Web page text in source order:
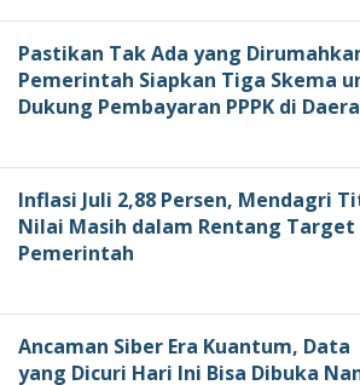
Pastikan Tak Ada yang
Pemerintah Siapkan Tiga Skema
Dukung Pembayaran PPPK di
Inflasi Juli 2,88 Persen, Mendagri
Nilai Masih dalam Rentang Target
Pemerintah
Ancaman Siber Era Kuantum, Data
yang Dicuri Hari Ini Bisa Dibuka